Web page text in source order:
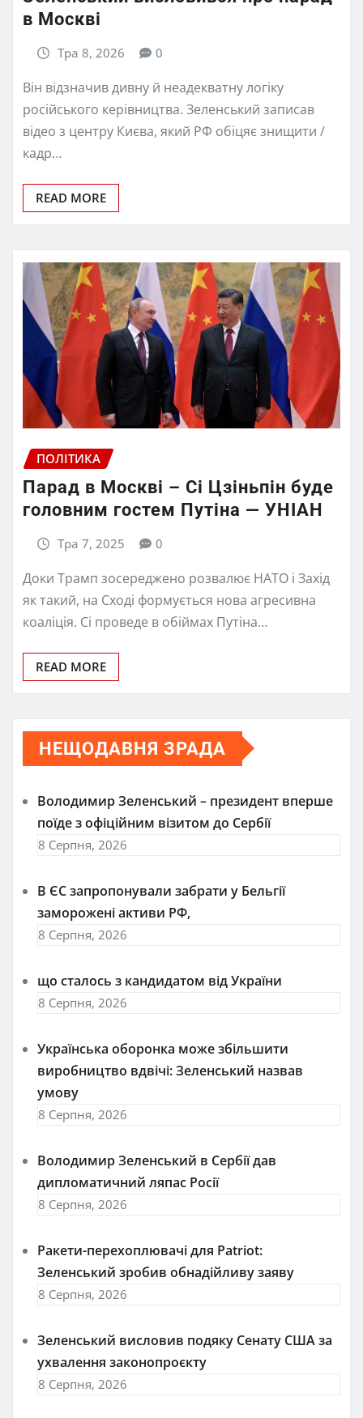
в Москві
Тра 8, 2026 0
Він відзначив дивну й неадекватну логіку
російського керівництва. Зеленський записав
відео з центру Києва, який РФ обіцяє знищити /
кадр…
READ MORE
ПОЛІТИКА
Парад в Москві – Сі Цзіньпін буде
головним гостем Путіна — УНІАН
Тра 7, 2025 0
Доки Трамп зосереджено розвалює НАТО і Захід
як такий, на Сході формується нова агресивна
коаліція. Сі проведе в обіймах Путіна…
READ MORE
НЕЩОДАВНЯ ЗРАДА
Володимир Зеленський – президент вперше
поїде з офіційним візитом до Сербії
8 Серпня, 2026
В ЄС запропонували забрати у Бельгії
заморожені активи РФ,
8 Серпня, 2026
що сталось з кандидатом від України
8 Серпня, 2026
Українська оборонка може збільшити
виробництво вдвічі: Зеленський назвав
умову
8 Серпня, 2026
Володимир Зеленський в Сербії дав
дипломатичний ляпас Росії
8 Серпня, 2026
Ракети-перехоплювачі для Patriot:
Зеленський зробив обнадійливу заяву
8 Серпня, 2026
Зеленський висловив подяку Сенату США за
ухвалення законопроєкту
8 Серпня, 2026